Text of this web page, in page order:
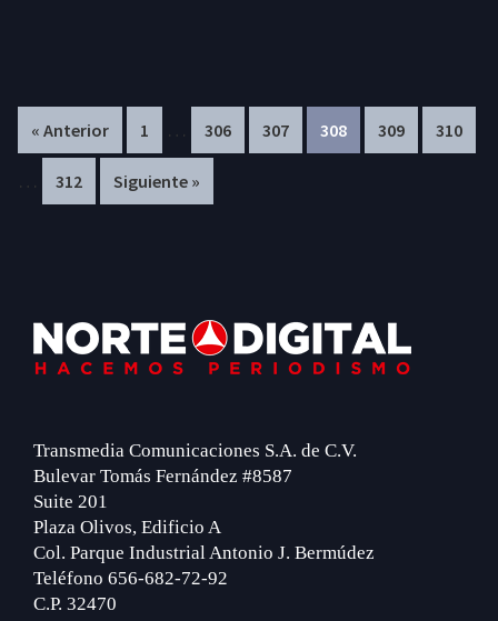
« Anterior Page
1
Interim
pages
omitted
… Page
306 Page
307 Page
308 Page
309 Page
310
… Page
312 Siguiente »
Footer
Transmedia Comunicaciones S.A. de C.V.
Bulevar Tomás Fernández #8587
Suite 201
Plaza Olivos, Edificio A
Col. Parque Industrial Antonio J. Bermúdez
Teléfono 656-682-72-92
C.P. 32470